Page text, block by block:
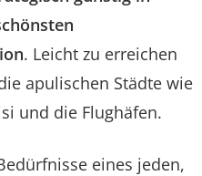
. Leicht zu erreichen
apulischen Städte wie
und die Flughäfen.
eines jeden,